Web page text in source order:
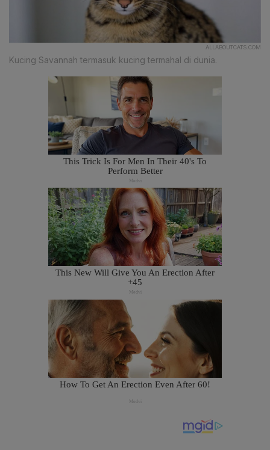
ALLABOUTCATS.COM
Kucing Savannah termasuk kucing termahal di dunia.